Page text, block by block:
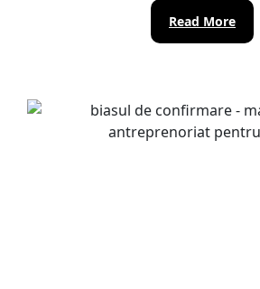
Read MoreRead
More